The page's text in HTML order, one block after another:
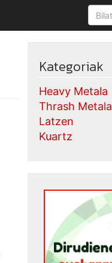
Kategoriak
Heavy Metala
Thrash Metala
Latzen
Kuartz